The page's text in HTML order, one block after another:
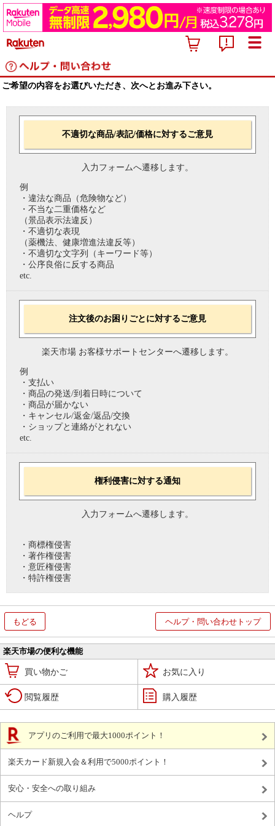
ご希望の内容をお選びいただき、次へとお進み下さい。
不適切な商品/表記/価格に対するご意見
入力フォームへ遷移します。
例
・違法な商品（危険物など）
・不当な二重価格など
（景品表示法違反）
・不適切な表現
（薬機法、健康増進法違反等）
・不適切な文字列（キーワード等）
・公序良俗に反する商品
etc.
注文後のお困りごとに対するご意見
楽天市場 お客様サポートセンターへ遷移します。
例
・支払い
・商品の発送/到着日時について
・商品が届かない
・キャンセル/返金/返品/交換
・ショップと連絡がとれない
etc.
権利侵害に対する通知
入力フォームへ遷移します。
・商標権侵害
・著作権侵害
・意匠権侵害
・特許権侵害
もどる ヘルプ・問い合わせトップ
楽天市場の便利な機能
買い物かご お気に入り
閲覧履歴 購入履歴
アプリのご利用で最大1000ポイント！
楽天カード新規入会＆利用で5000ポイント！
安心・安全への取り組み
ヘルプ